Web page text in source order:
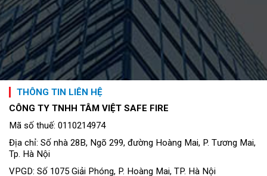
THÔNG TIN LIÊN HỆ
CÔNG TY TNHH TÂM VIỆT SAFE FIRE
Mã số thuế: 0110214974
Địa chỉ: Số nhà 28B, Ngõ 299, đường Hoàng Mai, P. Tương Mai,
Tp. Hà Nội
VPGD: Số 1075 Giải Phóng, P. Hoàng Mai, TP. Hà Nội